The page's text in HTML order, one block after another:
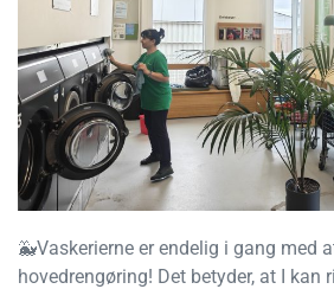
🐳Vaskerierne er endelig i gang med
hovedrengøring! Det betyder, at I kan